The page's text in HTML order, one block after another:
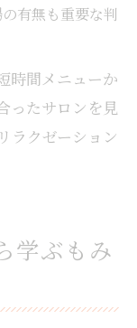
有無も重要な判
時間メニューか
ったサロンを見
ラクゼーション
学ぶもみ